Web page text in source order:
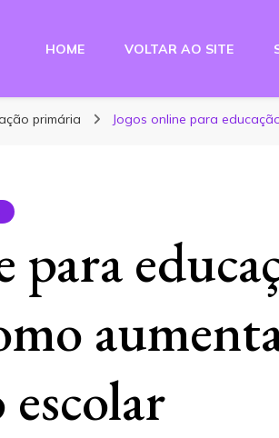
Studio
HOME VOLTAR AO SITE
primária Jogos online para
para